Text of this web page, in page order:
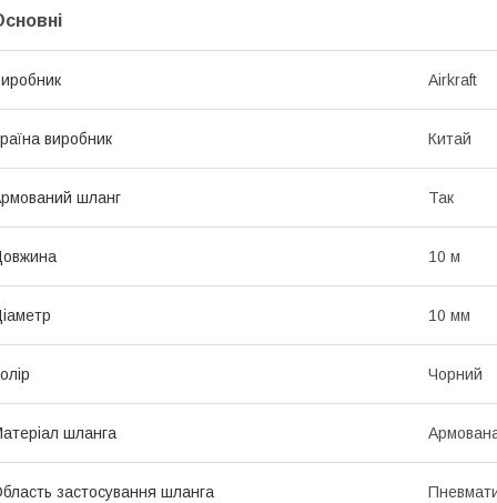
Airkraft
виробник Китай
шланг Так
10 м
10 мм
Чорний
шланга
застосування шланга